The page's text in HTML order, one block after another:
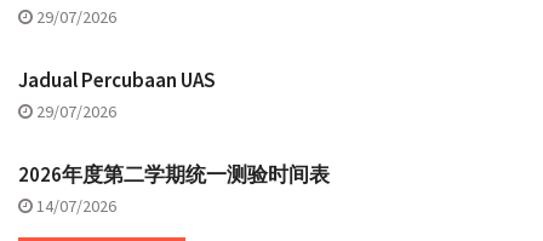
29/07/2026
Jadual Percubaan UAS
29/07/2026
2026年度第二学期统一测验时间表
14/07/2026